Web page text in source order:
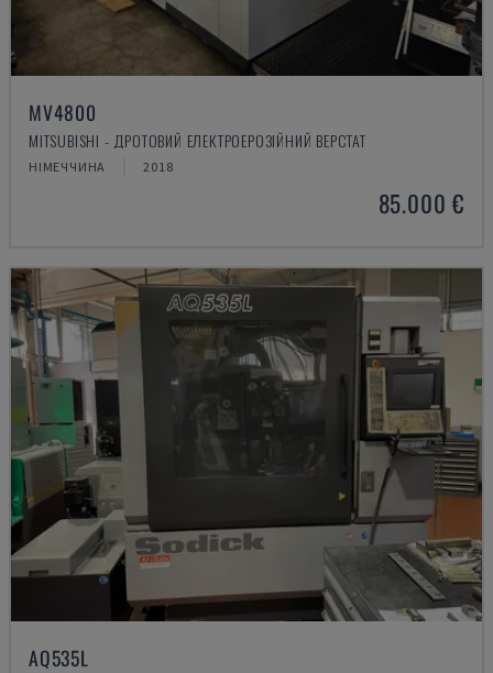
MV4800
MITSUBISHI - ДРОТОВИЙ ЕЛЕКТРОЕРОЗІЙНИЙ ВЕРСТАТ
НІМЕЧЧИНА 2018
85.000 €
AQ535L